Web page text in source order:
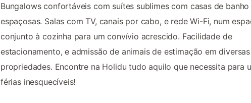
Bungalows confortáveis com suítes sublimes com casas de banho
espaçosas. Salas com TV, canais por cabo, e rede Wi-Fi, num
conjunto à cozinha para um convívio acrescido. Facilidade de
estacionamento, e admissão de animais de estimação em diversas
propriedades. Encontre na Holidu tudo aquilo que necessita para
férias inesquecíveis!